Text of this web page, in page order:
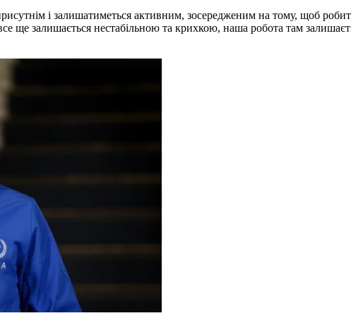
і залишатиметься активним, зосередженим на тому, щоб
ще залишається нестабільною та крихкою, наша робота там